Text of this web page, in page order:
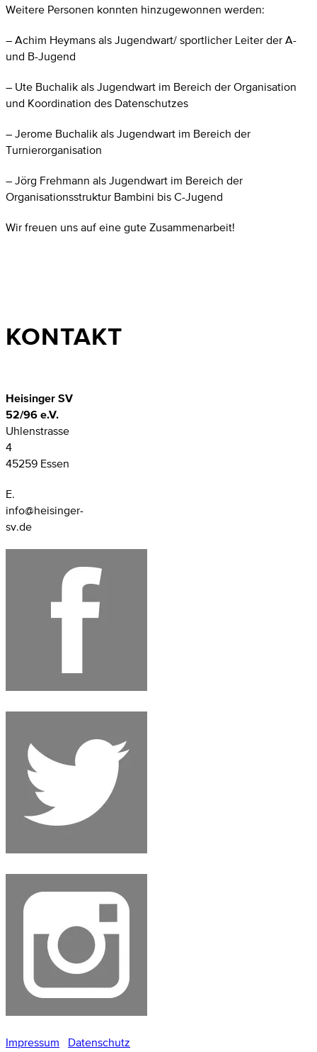
Weitere Personen konnten hinzugewonnen werden:
– Achim Heymans als Jugendwart/ sportlicher Leiter der A-
und B-Jugend
– Ute Buchalik als Jugendwart im Bereich der Organisation
und Koordination des Datenschutzes
– Jerome Buchalik als Jugendwart im Bereich der
Turnierorganisation
– Jörg Frehmann als Jugendwart im Bereich der
Organisationsstruktur Bambini bis C-Jugend
Wir freuen uns auf eine gute Zusammenarbeit!
KONTAKT
Heisinger SV
52/96 e.V.
Uhlenstrasse
4
45259 Essen
E.
info@heisinger-
sv.de
Impressum Datenschutz